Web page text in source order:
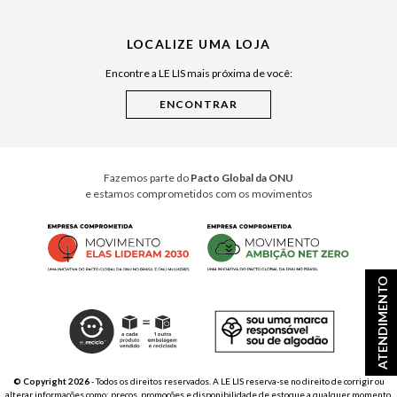
ATENDIMENTO
Cuidados Casa
LOCALIZE UMA LOJA
Encontre a LE LIS mais próxima de você:
Fazemos parte do Pacto Global da ONU
e estamos comprometidos com os movimentos
© Copyright 2026- Todos os direitos reservados. A LE LIS reserva-se no direito de corrigir ou
alterar informações como: preços, promoções e disponibilidade de estoque a qualquer momento.